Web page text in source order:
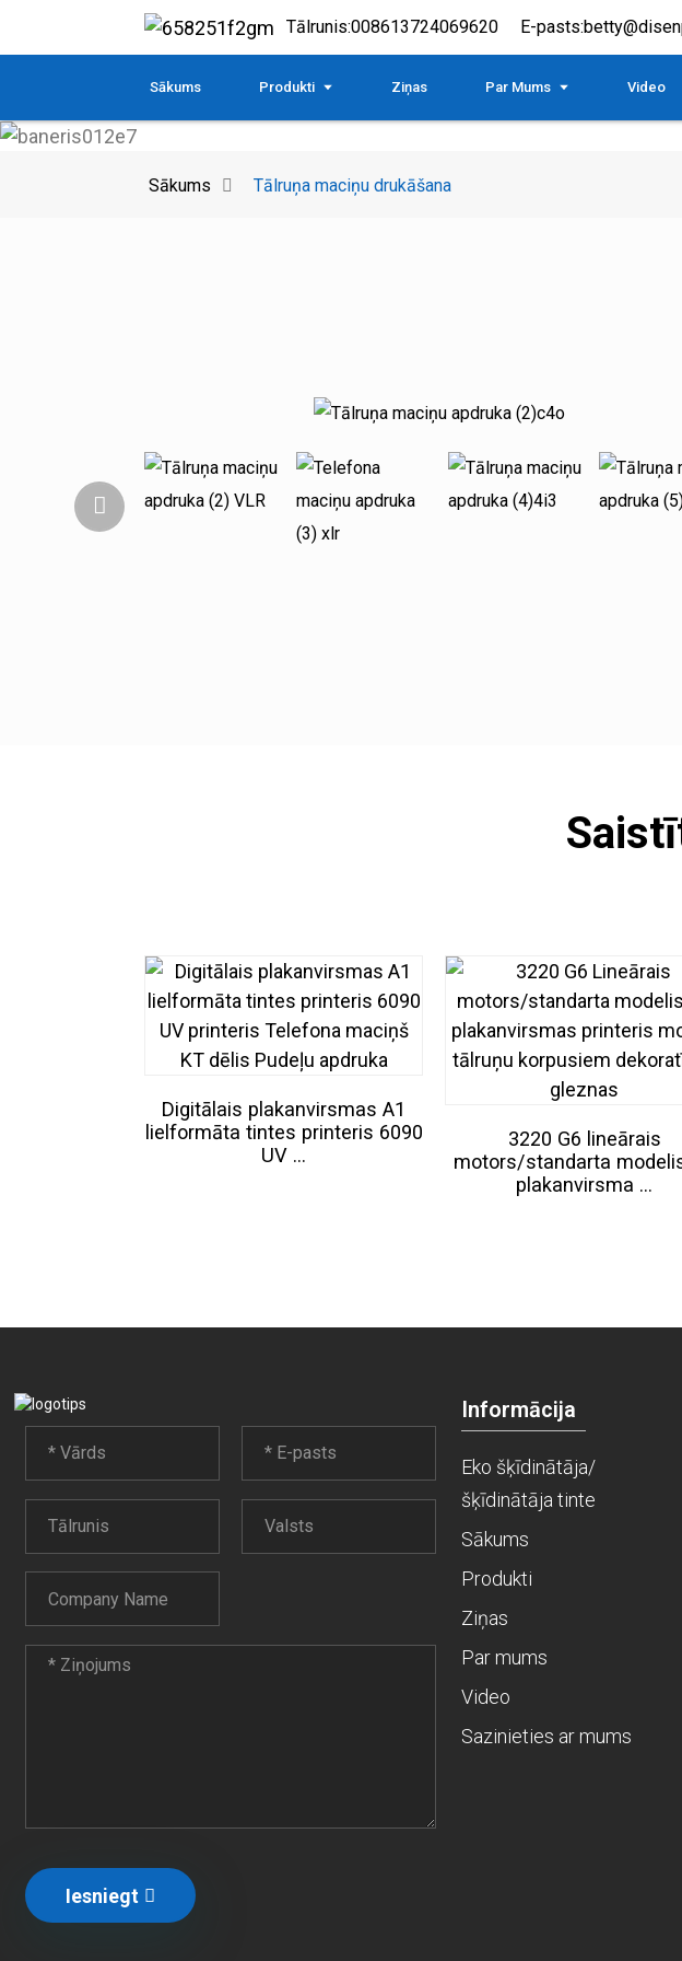
Tālrunis:008613724069620 E-pasts:
Sākums Produkti Ziņas Par Mums Video
Sākums Tālruņa maciņu drukāšana
Digitālais plakanvirsmas A1
lielformāta tintes printeris 6090
UV ...
3220 G6 lineārais
motors/standarta
plakanvirsma ...
Iesniegt
Informācija
Eko šķīdinātāja/
šķīdinātāja tinte
Sākums
Produkti
Ziņas
Par mums
Video
Sazinieties ar mums